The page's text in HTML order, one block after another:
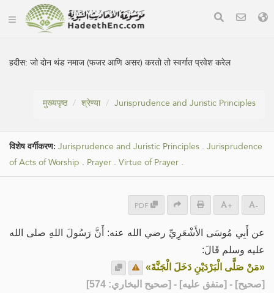
हदीस:जो दोन थंड नमाज (फजर आणि असर) करतो तो स्वर्गात प्रवेश करेल
मुख्यपृष्ठ श्रेण्या Jurisprudence and Juristic Principles
विशेष वर्गीकरण: Jurisprudence and Juristic Principles . Jurisprudence
of Acts of Worship . Prayer . Virtue of Prayer .
PDF + -
عن أَبِي مُوسَى الأَشْعَرِيِّ رضي الله عنه: أَنَّ رَسُولَ اللهِ صلى الله
عليه وسلم قَالَ:
«مَنْ صَلَّى ‌الْبَرْدَيْنِ دَخَلَ الْجَنَّةَ»
[صحيح] - [متفق عليه] - [صحيح البخاري: 574]